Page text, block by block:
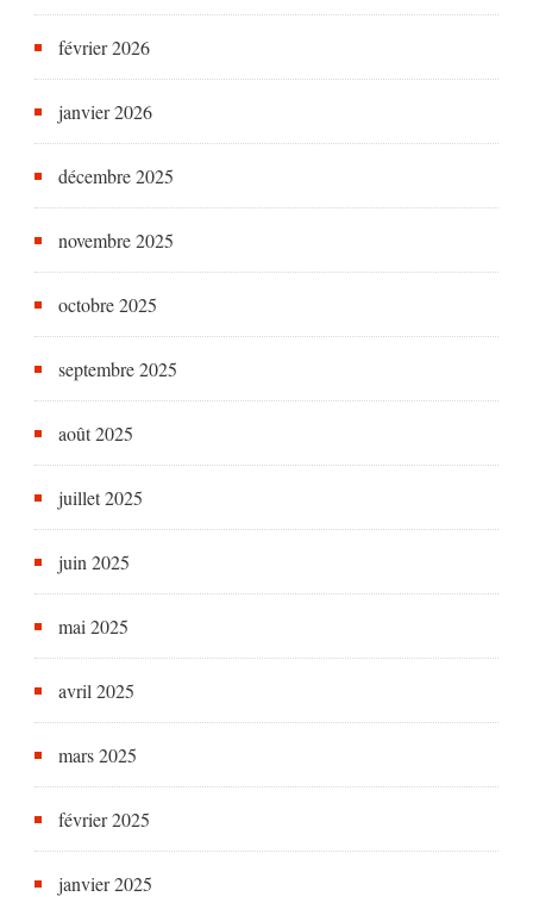
février 2026
janvier 2026
décembre 2025
novembre 2025
octobre 2025
septembre 2025
août 2025
juillet 2025
juin 2025
mai 2025
avril 2025
mars 2025
février 2025
janvier 2025